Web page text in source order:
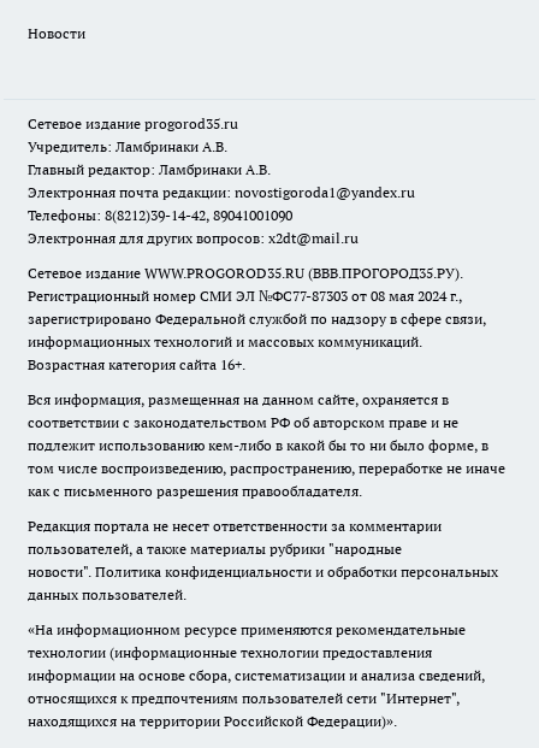
Новости
Сетевое издание progorod35.ru
Учредитель: Ламбринаки А.В.
Главный редактор: Ламбринаки А.В.
Электронная почта редакции: novostigoroda1@yandex.ru
Телефоны: 8(8212)39-14-42, 89041001090
Электронная для других вопросов: x2dt@mail.ru
Сетевое издание WWW.PROGOROD35.RU (ВВВ.ПРОГОРОД35.РУ).
Регистрационный номер СМИ ЭЛ №ФС77-87303 от 08 мая 2024 г.,
зарегистрировано Федеральной службой по надзору в сфере связи,
информационных технологий и массовых коммуникаций.
Возрастная категория сайта 16+.
Вся информация, размещенная на данном сайте, охраняется в
соответствии с законодательством РФ об авторском праве и не
подлежит использованию кем-либо в какой бы то ни было форме, в
том числе воспроизведению, распространению, переработке не иначе
как с письменного разрешения правообладателя.
Редакция портала не несет ответственности за комментарии
пользователей, а также материалы рубрики "народные
новости". Политика конфиденциальности и обработки персональных
данных пользователей.
«На информационном ресурсе применяются рекомендательные
технологии (информационные технологии предоставления
информации на основе сбора, систематизации и анализа сведений,
относящихся к предпочтениям пользователей сети "Интернет",
находящихся на территории Российской Федерации)».